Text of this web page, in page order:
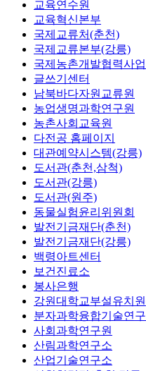
교육연수원
교육혁신본부
국제교류처(춘천)
국제교류본부(강릉)
국제농촌개발협력사
글쓰기센터
남북바다자원교류원
농업생명과학연구원
농촌사회교육원
다전공 홈페이지
대관예약시스템(강릉)
도서관(춘천,삼척)
도서관(강릉)
도서관(원주)
동물실험윤리위원회
발전기금재단(춘천)
발전기금재단(강릉)
백령아트센터
보건진료소
봉사은행
강원대학교부설유치
분자과학융합기술연
사회과학연구원
산림과학연구소
산업기술연구소